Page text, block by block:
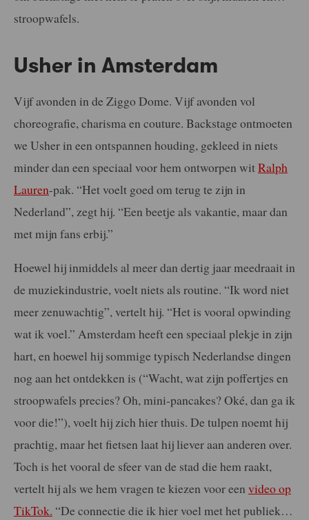
stroopwafels.
Usher in Amsterdam
Vijf avonden in de Ziggo Dome. Vijf avonden vol
choreografie, charisma en couture. Backstage ontmoeten
we Usher in een ontspannen houding, gekleed in niets
minder dan een speciaal voor hem ontworpen witRalph
Lauren-pak. “Het voelt goed om terug te zijn in
Nederland”, zegt hij. “Een beetje als vakantie, maar dan
met mijn fans erbij.”
Hoewel hij inmiddels al meer dan dertig jaar meedraait in
de muziekindustrie, voelt niets als routine. “Ik word niet
meer zenuwachtig”, vertelt hij. “Het is vooral opwinding
wat ik voel.” Amsterdam heeft een speciaal plekje in zijn
hart, en hoewel hij sommige typisch Nederlandse dingen
nog aan het ontdekken is (“Wacht, wat zijn poffertjes en
stroopwafels precies? Oh, mini-pancakes? Oké, dan ga ik
voor die!”), voelt hij zich hier thuis. De tulpen noemt hij
prachtig, maar het fietsen laat hij liever aan anderen over.
Toch is het vooral de sfeer van de stad die hem raakt,
vertelt hij als we hem vragen te kiezen voor een video op
TikTok. “De connectie die ik hier voel met het publiek…